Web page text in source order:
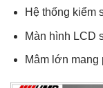
Hệ thống kiểm
Màn hình LCD
Mâm lớn mang